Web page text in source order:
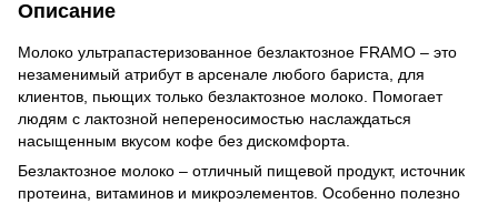
Описание
Молоко ультрапастеризованное безлактозное FRAMO – это
незаменимый атрибут в арсенале любого бариста, для
клиентов, пьющих только безлактозное молоко. Помогает
людям с лактозной непереносимостью наслаждаться
насыщенным вкусом кофе без дискомфорта.
Безлактозное молоко – отличный пищевой продукт, источник
протеина, витаминов и микроэлементов. Особенно полезно